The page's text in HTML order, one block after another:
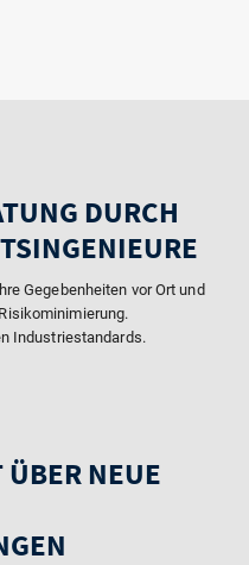
DURCH
Gegebenheiten vor Ort und
Industriestandards.
NEUE